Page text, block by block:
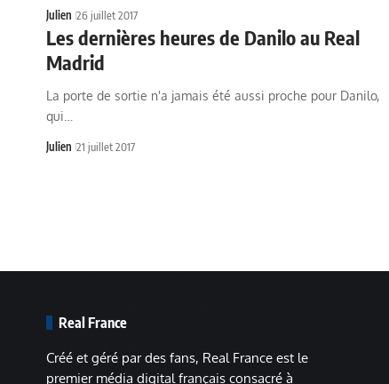
Julien 26 juillet 2017
Les dernières heures de Danilo au Real
Madrid
La porte de sortie n'a jamais été aussi proche pour Danilo,
qui…
Julien 21 juillet 2017
Real France
Créé et géré par des fans, Real France est le
premier média digital français consacré à